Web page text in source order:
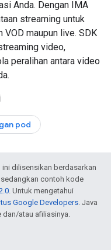
Anda. Dengan IMA
streaming untuk
maupun live. SDK
video,
peralihan antara video
pod
dilisensikan berdasarkan
sedangkan contoh kode
. Untuk mengetahui
Google Developers. Java
dan/atau afiliasinya.